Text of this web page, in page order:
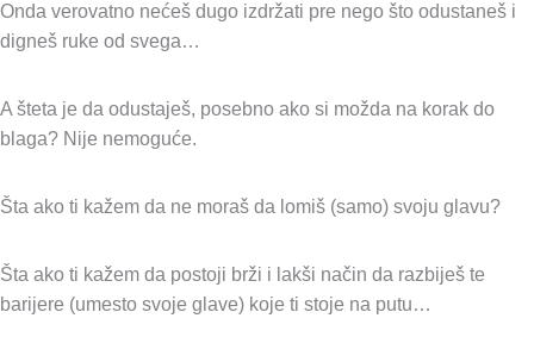
Onda verovatno nećeš dugo izdržati pre nego što odustaneš i
digneš ruke od svega…
A šteta je da odustaješ, posebno ako si možda na korak do
blaga? Nije nemoguće.
Šta ako ti kažem da ne moraš da lomiš (samo) svoju glavu?
Šta ako ti kažem da postoji brži i lakši način da razbiješ te
barijere (umesto svoje glave) koje ti stoje na putu…